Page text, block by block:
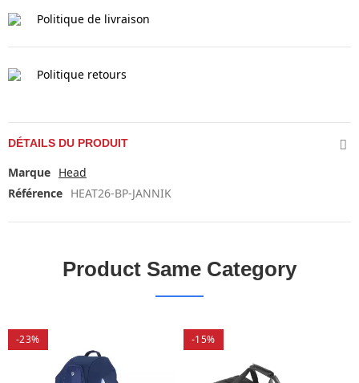
Politique de livraison
Politique retours
DÉTAILS DU PRODUIT
Marque Head
Référence HEAT26-BP-JANNIK
Product Same Category
-23% -15%